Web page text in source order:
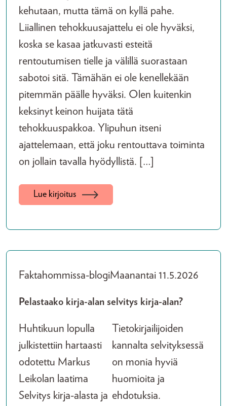
kehutaan, mutta tämä on kyllä pahe.
Liiallinen tehokkuusajattelu ei ole hyväksi,
koska se kasaa jatkuvasti esteitä
rentoutumisen tielle ja välillä suorastaan
sabotoi sitä. Tämähän ei ole kenellekään
pitemmän päälle hyväksi. Olen kuitenkin
keksinyt keinon huijata tätä
tehokkuuspakkoa. Ylipuhun itseni
ajattelemaan, että joku rentouttava toiminta
on jollain tavalla hyödyllistä. […]
Lue kirjoitus
Faktahommissa-blogiMaanantai 11.5.2026
Pelastaako kirja-alan selvitys kirja-alan?
Huhtikuun lopulla
julkistettiin hartaasti
odotettu Markus
Leikolan laatima
Selvitys kirja-alasta ja
Tietokirjailijoiden
kannalta selvityksessä
on monia hyviä
huomioita ja
ehdotuksia.